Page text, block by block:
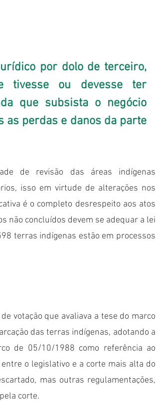
por dolo de terceiro,
tivesse ou devesse ter
que subsista o negócio
perdas e danos da parte
de revisão das áreas indígenas
isso em virtude de alterações nos
é o completo desrespeito aos atos
não concluídos devem se adequar a lei
terras indígenas estão em processos
votação que avaliava a tese do marco
das terras indígenas, adotando a
de 05/10/1988 como referência ao
o legislativo e a corte mais alta do
mas outras regulamentações,
corte.